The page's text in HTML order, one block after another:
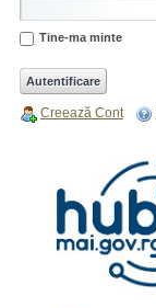
Tine-ma minte
Creează Cont